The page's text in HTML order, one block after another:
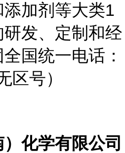
加剂等大类1
发、定制和经
国统一电话：
区号）
化学有限公司